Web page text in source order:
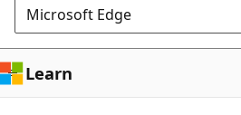
Microsoft Edge
Learn